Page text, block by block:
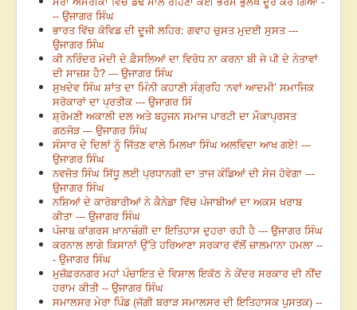
-- ਉਜਾਗਰ ਸਿੰਘ
ਭਾਰਤ ਵਿੱਚ ਕੋਵਿਡ ਦੀ ਦੂਜੀ ਲਹਿਰ: ਗਵਾਹ ਚੁਸਤ ਮੁਦਈ ਸੁਸਤ ---
ਉਜਾਗਰ ਸਿੰਘ
ਕੀ ਨਰਿੰਦਰ ਮੋਦੀ ਦੇ ਫ਼ੈਸਲਿਆਂ ਦਾ ਵਿਰੋਧ ਨਾ ਕਰਨਾ ਬੀ ਜੇ ਪੀ ਦੇ ਨੇਤਾਵਾਂ
ਦੀ ਸਾਜ਼ਸ਼ ਹੈ? --- ਉਜਾਗਰ ਸਿੰਘ
ਸੁਖਦੇਵ ਸਿੰਘ ਸ਼ਾਂਤ ਦਾ ਮਿੰਨੀ ਕਹਾਣੀ ਸੰਗ੍ਰਹਿ ‘ਨਵਾਂ ਆਦਮੀ’ ਸਮਾਜਿਕ
ਸਰੋਕਾਰਾਂ ਦਾ ਪ੍ਰਤੀਕ --- ਉਜਾਗਰ ਸਿੰ
ਸ਼੍ਰੋਮਣੀ ਅਕਾਲੀ ਦਲ ਅਤੇ ਬਹੁਜਨ ਸਮਾਜ ਪਾਰਟੀ ਦਾ ਮੌਕਾਪ੍ਰਸਤ
ਗਠਜੋੜ --- ਉਜਾਗਰ ਸਿੰਘ
ਸੰਸਾਰ ਦੇ ਦਿਲਾਂ ਨੂੰ ਜਿੱਤਣ ਵਾਲੇ ਮਿਲਖਾ ਸਿੰਘ ਅਲਵਿਦਾ ਆਖ ਗਏ! ---
ਉਜਾਗਰ ਸਿੰਘ
ਨਵਜੋਤ ਸਿੰਘ ਸਿੱਧੂ ਲਈ ਪ੍ਰਧਾਨਗੀ ਦਾ ਤਾਜ ਕੰਡਿਆਂ ਦੀ ਸੇਜ ਹੋਵੇਗਾ ---
ਉਜਾਗਰ ਸਿੰਘ
ਨਸ਼ਿਆਂ ਦੇ ਕਾਰੋਬਾਰੀਆਂ ਨੇ ਕੈਨੇਡਾ ਵਿੱਚ ਪੰਜਾਬੀਆਂ ਦਾ ਅਕਸ ਖਰਾਬ
ਕੀਤਾ --- ਉਜਾਗਰ ਸਿੰਘ
ਪੰਜਾਬ ਕਾਂਗਰਸ ਖ਼ਾਨਾਜ਼ੰਗੀ ਦਾ ਇਤਿਹਾਸ ਦੁਹਰਾ ਰਹੀ ਹੈ --- ਉਜਾਗਰ ਸਿੰਘ
ਕਰਨਾਲ ਲਾਗੇ ਕਿਸਾਨਾਂ ਉੱਤੇ ਹਰਿਆਣਾ ਸਰਕਾਰ ਵੱਲੋਂ ਜ਼ਾਲਮਾਨਾ ਹਮਲਾ --
- ਉਜਾਗਰ ਸਿੰਘ
ਮੁਜ਼ੱਫ਼ਰਨਗਰ ਮਹਾਂ ਪੰਚਾਇਤ ਦੇ ਵਿਸ਼ਾਲ ਇਕੱਠ ਨੇ ਕੇਂਦਰ ਸਰਕਾਰ ਦੀ ਨੀਂਦ
ਹਰਾਮ ਕੀਤੀ -- ਉਜਾਗਰ ਸਿੰਘ
ਸਮਾਲਸਰ ਮੇਰਾ ਪਿੰਡ (ਜੱਗੀ ਬਰਾੜ ਸਮਾਲਸਰ ਦੀ ਇਤਿਹਾਸਕ ਪੁਸਤਕ) --